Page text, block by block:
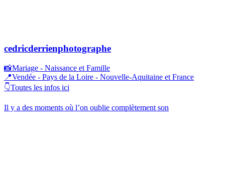
cedricderrienphotographe
📸Mariage - Naissance et Famille
📍Vendée - Pays de la Loire - Nouvelle-Aquitaine et France
👇Toutes les infos ici
Il y a des moments où l’on oublie complètement son